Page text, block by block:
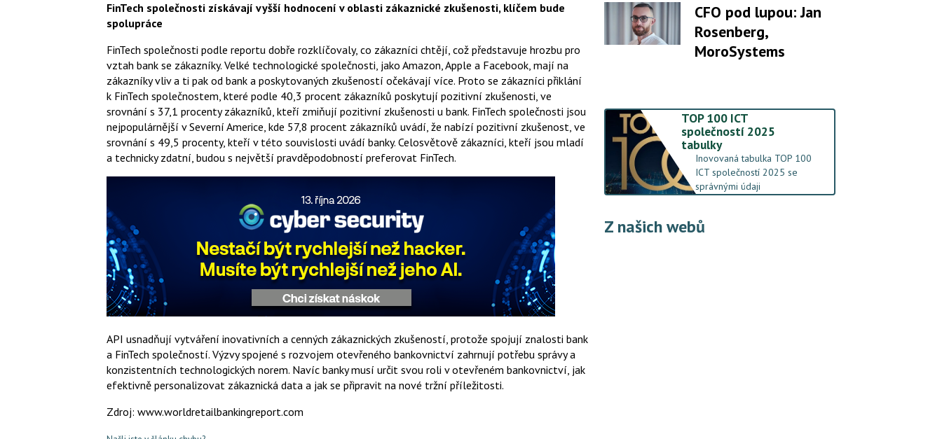
FinTech společnosti získávají vyšší hodnocení v oblasti zákaznické zkušenosti, klíčem bude
spolupráce
FinTech společnosti podle reportu dobře rozklíčovaly, co zákazníci chtějí, což představuje hrozbu pro
vztah bank se zákazníky. Velké technologické společnosti, jako Amazon, Apple a Facebook, mají na
zákazníky vliv a ti pak od bank a poskytovaných zkušeností očekávají více. Proto se zákazníci přiklání
k FinTech společnostem, které podle 40,3 procent zákazníků poskytují pozitivní zkušenosti, ve
srovnání s 37,1 procenty zákazníků, kteří zmiňují pozitivní zkušenosti u bank. FinTech společnosti jsou
nejpopulárnější v Severní Americe, kde 57,8 procent zákazníků uvádí, že nabízí pozitivní zkušenost, ve
srovnání s 49,5 procenty, kteří v této souvislosti uvádí banky. Celosvětově zákazníci, kteří jsou mladí
a technicky zdatní, budou s největší pravděpodobností preferovat FinTech.
API usnadňují vytváření inovativních a cenných zákaznických zkušeností, protože spojují znalosti bank
a FinTech společností. Výzvy spojené s rozvojem otevřeného bankovnictví zahrnují potřebu správy a
konzistentních technologických norem. Navíc banky musí určit svou roli v otevřeném bankovnictví, jak
efektivně personalizovat zákaznická data a jak se připravit na nové tržní příležitosti.
Zdroj: www.worldretailbankingreport.com
CFO pod lupou: Jan
Rosenberg,
MoroSystems
TOP 100 ICT
společností 2025
tabulky
Inovovaná tabulka TOP 100
ICT společností 2025 se
správnými údaji
Z našich webů